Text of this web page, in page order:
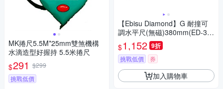
MK捲尺5.5M*25mm雙煞機構
水滴造型好握持 5.5米捲尺
$291 $299
挑戰低價
【Ebisu Diamond】G 耐撞可
調水平尺(無磁)380mm(ED-38
GAN-15 )
$1,152 9折
挑戰低價 券
加入購物車